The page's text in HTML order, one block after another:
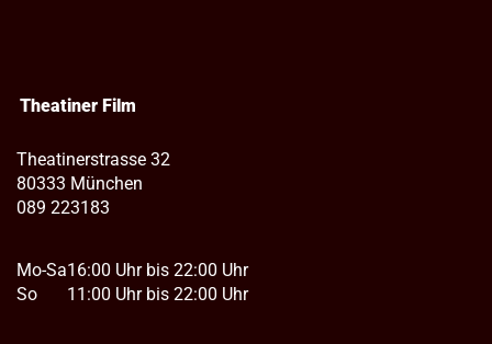
Theatiner Film
Theatinerstrasse 32
80333 München
089 223183
Mo-Sa
So
16:00 Uhr bis 22:00 Uhr
11:00 Uhr bis 22:00 Uhr